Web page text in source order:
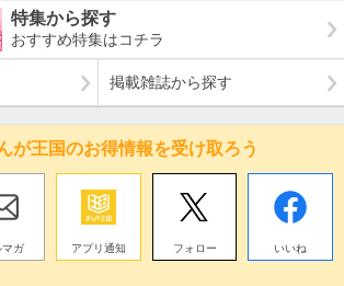
特集から探す
おすすめ特集はコチラ
掲載雑誌から探す
が王国のお得情報を受け取ろう
マガ アプリ通知 フォロー いいね